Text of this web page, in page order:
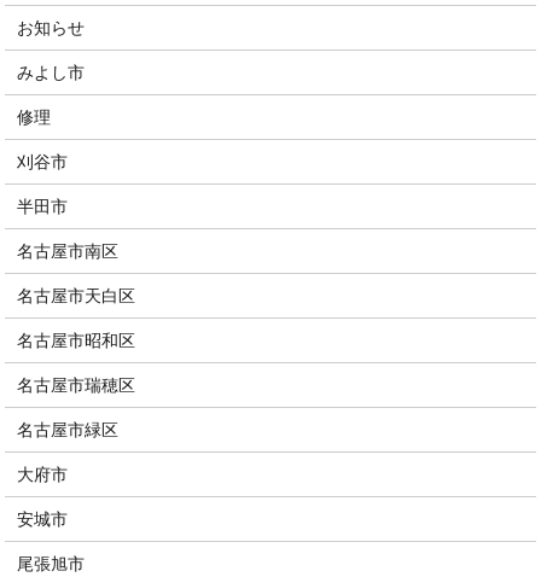
お知らせ
みよし市
修理
刈谷市
半田市
名古屋市南区
名古屋市天白区
名古屋市昭和区
名古屋市瑞穂区
名古屋市緑区
大府市
安城市
尾張旭市